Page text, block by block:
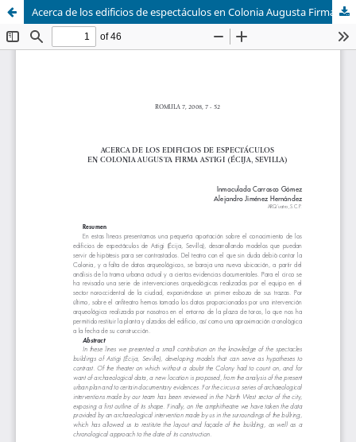
Acerca de los edificios de espectáculos en Colonia Augusta Firma Astigi (Écija, Sevilla)